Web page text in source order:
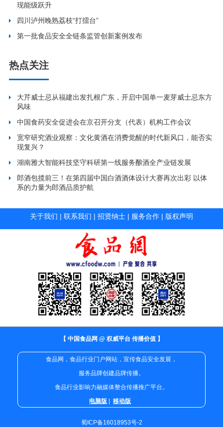
现能级跃升
四川泸州晚熟荔枝“打擂台”
第一批食品安全全链条监管创新案例发布
热点关注
大芹威士忌从福建出发扎根广东，开启中国单一麦芽威士忌东方
风味
中国食药安全促进会在京召开分支（代表）机构工作会议
宽窄研究酒业观察：文化黄酒在消费觉醒的时代新风口，能否实
现复兴？
湖南雅大智能科技坚守科研第一线服务酿酒全产业链发展
郎酒包揽前三！在第四届中国白酒酒体设计大赛再次出彩 以体
系的力量为郎酒品质护航
关于我们 | 联系我们 | 招贤纳士 | 服务合作 | 版权声明
【 中国食品网 @ 权威平台 传播价值 】
食品网，食品行业门户网站，宣传食品安全发展，
服务品牌创建品牌传播。
食品行业影响力融媒体整合传播推广平台。
电脑版 | 移动版
蜀ICP备16018953号-2